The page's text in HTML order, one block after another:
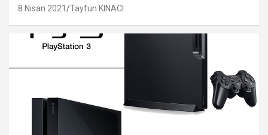
8 Nisan 2021 Tayfun KINACI